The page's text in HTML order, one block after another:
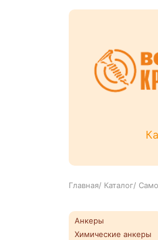
Главная/ Каталог/
Анкеры
Химические анкеры